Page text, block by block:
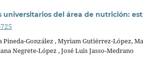
del área de nutrición:
González , Myriam Gutiérrez-López,
Negrete-López , José Luis Jasso-Medrano